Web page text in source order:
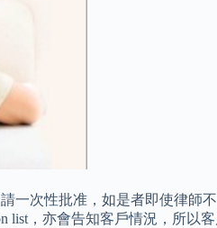
一次性批准，如是者即使律師
，亦會告知客戶情況，所以